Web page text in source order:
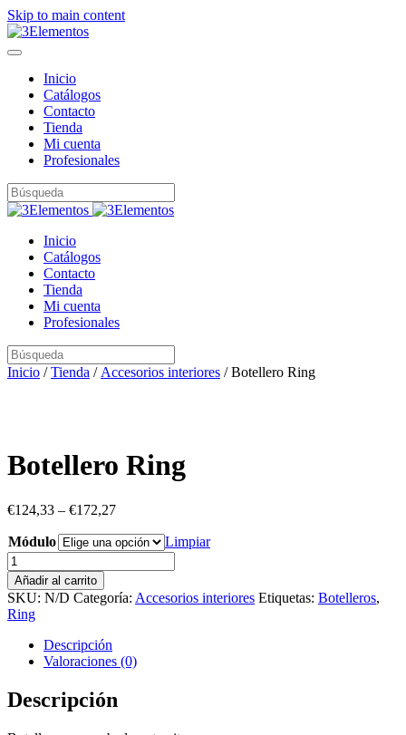
Skip to main content
Inicio
Catálogos
Contacto
Tienda
Mi cuenta
Profesionales
Inicio
Catálogos
Contacto
Tienda
Mi cuenta
Profesionales
Inicio /Tienda / Accesorios interiores / Botellero Ring
Botellero Ring
€124,33 – €172,27
Módulo
Limpiar
Botellero
Ring
cantidad
Añadir al carrito
SKU: N/D Categoría: Accesorios interiores Etiquetas: Botelleros,
Ring
Descripción
Valoraciones (0)
Descripción